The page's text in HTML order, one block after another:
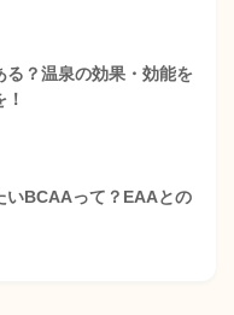
る？温泉の効果・効能を
いBCAAって？EAAとの